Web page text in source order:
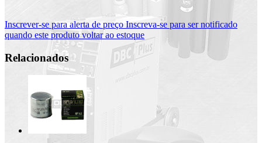
Inscrever-se para alerta de preço Inscreva-se para ser notificado
quando este produto voltar ao estoque
Relacionados